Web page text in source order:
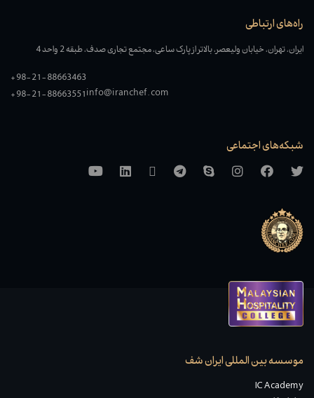
راه‌های ارتباطی
ایران، تهران، خیابان ولیعصر، بالاتر از پارک ساعی، مجتمع تجاری صدف، طبقه 2 واحد 4
+98-21-88663463
+98-21-88663551info@iranchef.com
شبکه‌های اجتماعی
موسسه بین المللی ایران شف
IC Academy